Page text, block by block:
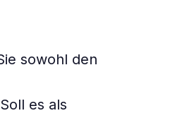
sowohl den
es als